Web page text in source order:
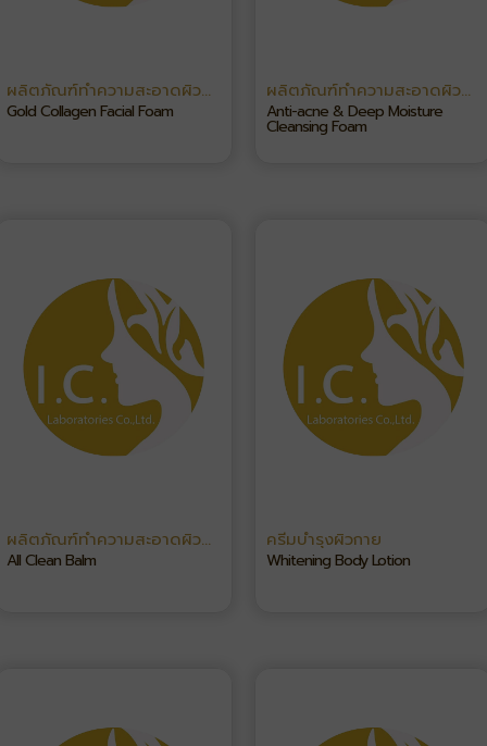
ผลิตภัณฑ์ทำความสะอาดผิว
หน้า
Gold Collagen Facial Foam
ผลิตภัณฑ์ทำความสะอาดผิว
หน้า
Anti-acne & Deep Moisture
Cleansing Foam
ผลิตภัณฑ์ทำความสะอาดผิว
หน้า
All Clean Balm
ครีมบำรุงผิวกาย
Whitening Body Lotion